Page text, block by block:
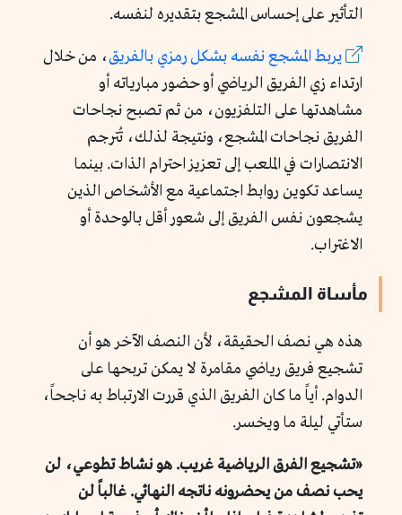
التأثير على إحساس المشجع بتقديره لنفسه.
يربط المشجع نفسه بشكل رمزي بالفريق، من خلال
ارتداء زي الفريق الرياضي أو حضور مبارياته أو
مشاهدتها على التلفزيون، من ثم تصبح نجاحات
الفريق نجاحات المشجع، ونتيجة لذلك، تُترجم
الانتصارات في الملعب إلى تعزيز احترام الذات. بينما
يساعد تكوين روابط اجتماعية مع الأشخاص الذين
يشجعون نفس الفريق إلى شعور أقل بالوحدة أو
الاغتراب.
مأساة المشجع
هذه هي نصف الحقيقة، لأن النصف الآخر هو أن
تشجيع فريق رياضي مقامرة لا يمكن تربحها على
الدوام. أياً ما كان الفريق الذي قررت الارتباط به ناجحاً،
ستأتي ليلة ما ويخسر.
«تشجيع الفرق الرياضية غريب. هو نشاط تطوعي، لن
يحب نصف من يحضرونه ناتجه النهائي. غالباً لن